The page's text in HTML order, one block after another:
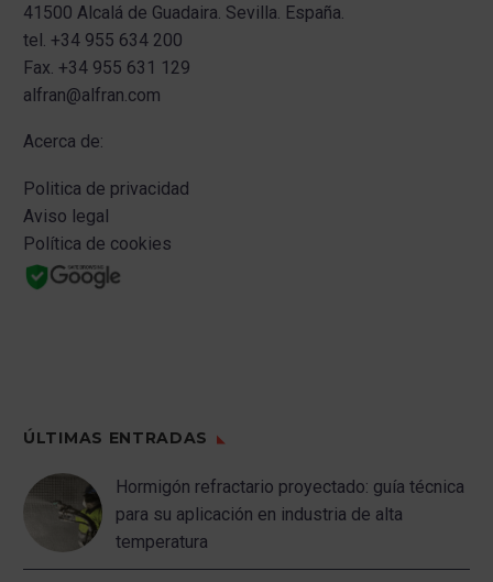
41500 Alcalá de Guadaira. Sevilla. España.
tel. +34 955 634 200
Fax. +34 955 631 129
alfran@alfran.com
Acerca de:
Politica de privacidad
Aviso legal
Política de cookies
ÚLTIMAS ENTRADAS
Hormigón refractario proyectado: guía técnica
para su aplicación en industria de alta
temperatura